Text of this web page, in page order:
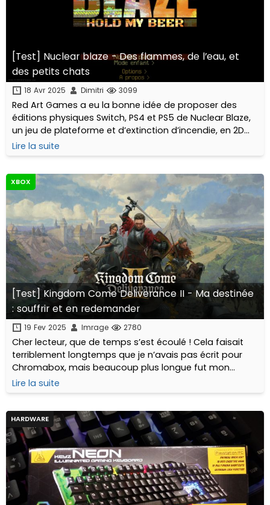
[Test] Nuclear blaze - Des flammes, de l’eau, et
des petits chats
18 Avr 2025 Dimitri 3099
Red Art Games a eu la bonne idée de proposer des
éditions physiques Switch, PS4 et PS5 de Nuclear Blaze,
un jeu de plateforme et d’extinction d’incendie, en 2D
façon pixel art, créé par Sébastien Bernard, le papa de
Dead Cells. Rien que ça !
Lire la suite
XBOX
[Test] Kingdom Come Deliverance II - Ma destinée
: souffrir et en redemander
19 Fev 2025 Imrage 2780
Cher lecteur, que de temps s’est écoulé ! Cela faisait
terriblement longtemps que je n’avais pas écrit pour
Chromabox, mais beaucoup plus longue fut mon
attente de la suite de Kingdom Come Deliverance,
incontestablement mon jeu de l’année 2018...
Lire la suite
HARDWARE